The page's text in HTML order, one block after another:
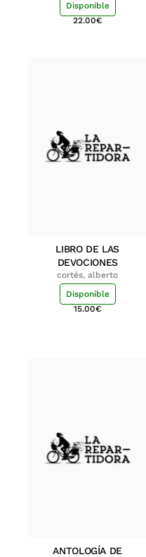
Disponible
22.00€
LIBRO DE LAS
DEVOCIONES
cortés, alberto
Disponible
15.00€
ANTOLOGÍA DE